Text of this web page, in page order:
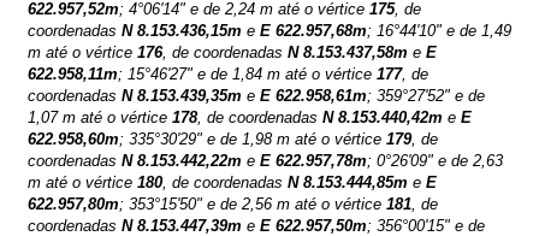
622.957,52m; 4°06'14" e de 2,24 m até o vértice 175, de
coordenadas N 8.153.436,15m e E 622.957,68m; 16°44'10" e de 1,49
m até o vértice 176, de coordenadas N 8.153.437,58m e E
622.958,11m; 15°46'27" e de 1,84 m até o vértice 177, de
coordenadas N 8.153.439,35m e E 622.958,61m; 359°27'52" e de
1,07 m até o vértice 178, de coordenadas N 8.153.440,42m e E
622.958,60m; 335°30'29" e de 1,98 m até o vértice 179, de
coordenadas N 8.153.442,22m e E 622.957,78m; 0°26'09" e de 2,63
m até o vértice 180 , de coordenadas N 8.153.444,85m e E
622.957,80m; 353°15'50" e de 2,56 m até o vértice 181 , de
coordenadas N 8.153.447,39m e E 622.957,50m; 356°00'15" e de